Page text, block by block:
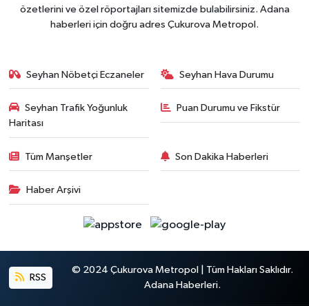
özetlerini ve özel röportajları sitemizde bulabilirsiniz. Adana
haberleri için doğru adres Çukurova Metropol.
Seyhan Nöbetçi Eczaneler Seyhan Hava Durumu
Seyhan Trafik Yoğunluk
Haritası
Puan Durumu ve Fikstür
Tüm Manşetler Son Dakika Haberleri
Haber Arşivi
RSS
© 2024 Çukurova Metropol | Tüm Hakları Saklıdır.
Adana Haberleri.